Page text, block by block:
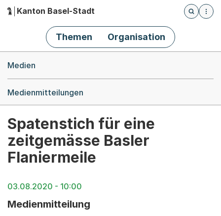
Hauptnavigation
Kanton Basel-Stadt
Öffnet
Themen Organisation
Medien
Medienmitteilungen
Spatenstich für eine
zeitgemässe Basler
Flaniermeile
03.08.2020 - 10:00
Medienmitteilung